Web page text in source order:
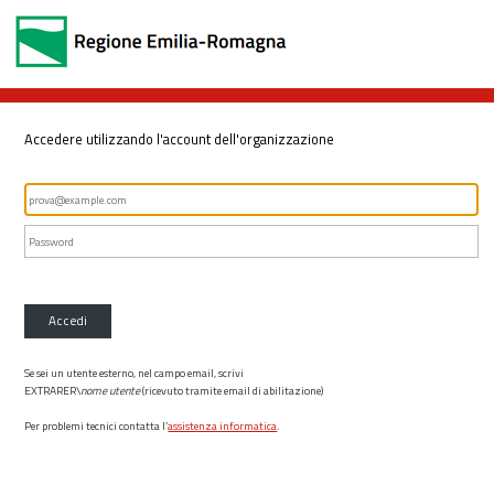
Accedere utilizzando l'account dell'organizzazione
Accedi
Se sei un utente esterno, nel campo email, scrivi
EXTRARER\nome utente(ricevuto tramite email di abilitazione)
Per problemi tecnici contatta l’assistenza informatica.